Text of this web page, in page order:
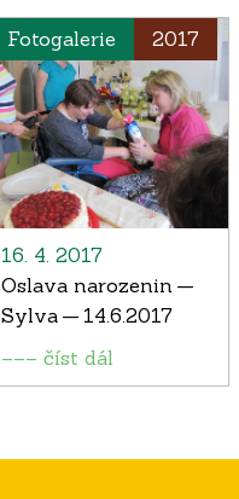
Fotogalerie 2017
16. 4. 2017
Oslava narozenin —
Sylva — 14.6.2017
––– číst dál